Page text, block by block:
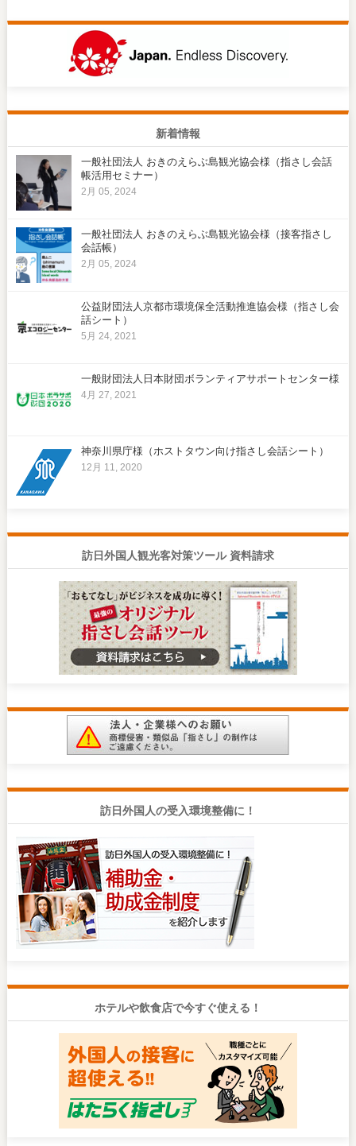
新着情報
一般社団法人 おきのえらぶ島観光協会様（指さし会話
帳活用セミナー）
2月 05, 2024
一般社団法人 おきのえらぶ島観光協会様（接客指さし
会話帳）
2月 05, 2024
公益財団法人京都市環境保全活動推進協会様（指さし会
話シート）
5月 24, 2021
一般財団法人日本財団ボランティアサポートセンター様
4月 27, 2021
神奈川県庁様（ホストタウン向け指さし会話シート）
12月 11, 2020
訪日外国人観光客対策ツール 資料請求
訪日外国人の受入環境整備に！
ホテルや飲食店で今すぐ使える！